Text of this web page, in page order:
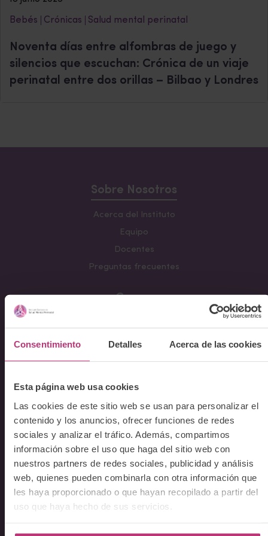
Consentimiento Detalles Acerca de las cookies
Esta página web usa cookies
Las cookies de este sitio web se usan para personalizar el
contenido y los anuncios, ofrecer funciones de redes
sociales y analizar el tráfico. Además, compartimos
información sobre el uso que haga del sitio web con
nuestros partners de redes sociales, publicidad y análisis
web, quienes pueden combinarla con otra información que
les haya proporcionado o que hayan recopilado a partir del
uso que haya hecho de sus servicios.
Bebés Crónicas Salud mental perinatal
Noventa días entre alfombras de juego y
silencios que escuchan: Crónica de un viaje
perinatal entre dos orillas – Bilbao y Londres
Sobre Nosotros
Acerca del Instituto
Equipo
Docentes
Preguntas frecuentes
Cursos
Psiquiatría perinatal
Lactancia y Salud Mental
La mirada perinatal en el ámbito social
Formación avanzada en acompañamiento y atención al
parto
Monográficos – Cursos Cortos
Principios de atención en Salud Mental Perinatal